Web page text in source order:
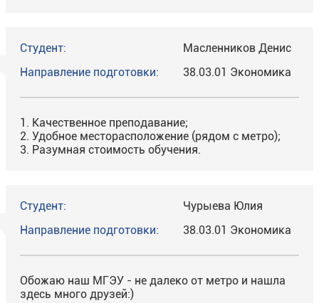
Студент:
Направление подготовки:
Масленников Денис
38.03.01 Экономика
Качественное преподавание;
Удобное месторасположение (рядом с метро);
Разумная стоимость обучения.
Студент:
Направление подготовки:
Чурыева Юлия
38.03.01 Экономика
Обожаю наш МГЭУ - не далеко от метро и нашла
здесь много друзей:)